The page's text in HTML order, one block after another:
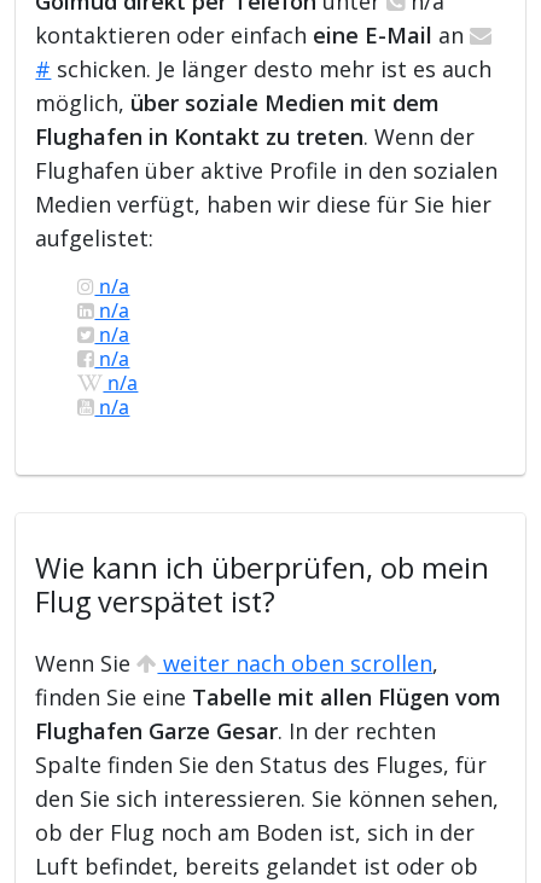
kontaktieren oder einfach eine E-Mail an
# schicken. Je länger desto mehr ist es auch
möglich, über soziale Medien mit dem
Flughafen in Kontakt zu treten. Wenn der
Flughafen über aktive Profile in den sozialen
Medien verfügt, haben wir diese für Sie hier
aufgelistet:
n/a
n/a
n/a
n/a
n/a
n/a
Wie kann ich überprüfen, ob mein
Flug verspätet ist?
Wenn Sie weiter nach oben scrollen,
finden Sie eine Tabelle mit allen Flügen vom
Flughafen Garze Gesar. In der rechten
Spalte finden Sie den Status des Fluges, für
den Sie sich interessieren. Sie können sehen,
ob der Flug noch am Boden ist, sich in der
Luft befindet, bereits gelandet ist oder ob